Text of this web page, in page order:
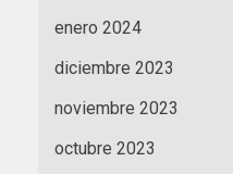
enero 2024
diciembre 2023
noviembre 2023
octubre 2023